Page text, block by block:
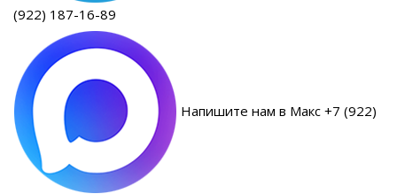
(922) 187-16-89
Напишите нам в Макс +7 (922)